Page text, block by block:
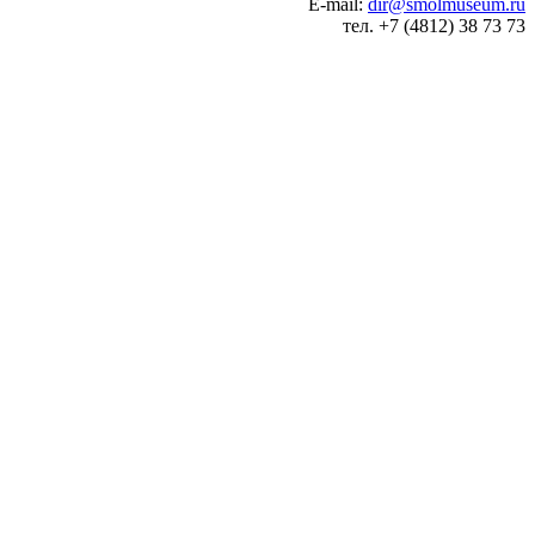
тел. +7 (4812) 38 73 73